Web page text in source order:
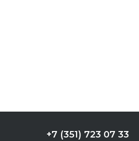
+7 (351) 723 07 33